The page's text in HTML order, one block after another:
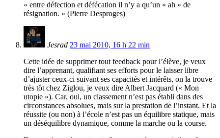
« entre défection et défécation il n’y a qu’un « ah » de
résignation. » (Pierre Desproges)
Jesrad 23 mai 2010, 16 h 22 min
Cette idée de supprimer tout feedback pour l’élève, je veux
dire l’apprenant, qualifiant ses efforts pour le laisser libre
d’ajuster ceux-ci suivant ses capacités et intérêts, on la trouve
très tôt chez Ziglou, je veux dire Albert Jacquard (« Mon
utopie »). Car, oui, un classement n’est pas établi dans des
circonstances absolues, mais sur la prestation de l’instant. Et la
réussite (ou non) à l’école n’est pas un équilibre statique, mais
un déséquilibre dynamique, comme la marche ou la course.